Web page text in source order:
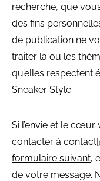
recherche, que
des fins
de publication ne
traiter la ou les
qu’elles respectent
Sneaker Style.
Si l’envie et le cœur
contacter à
formulaire suivant,
de votre message.